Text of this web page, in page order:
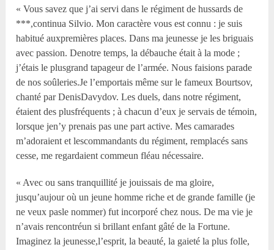
« Vous savez que j’ai servi dans le régiment de hussards de
***,continua Silvio. Mon caractère vous est connu : je suis
habitué auxpremières places. Dans ma jeunesse je les briguais
avec passion. Denotre temps, la débauche était à la mode ;
j’étais le plusgrand tapageur de l’armée. Nous faisions parade
de nos soûleries.Je l’emportais même sur le fameux Bourtsov,
chanté par DenisDavydov. Les duels, dans notre régiment,
étaient des plusfréquents ; à chacun d’eux je servais de témoin,
lorsque jen’y prenais pas une part active. Mes camarades
m’adoraient et lescommandants du régiment, remplacés sans
cesse, me regardaient commeun fléau nécessaire.
« Avec ou sans tranquillité je jouissais de ma gloire,
jusqu’aujour où un jeune homme riche et de grande famille (je
ne veux pasle nommer) fut incorporé chez nous. De ma vie je
n’avais rencontréun si brillant enfant gâté de la Fortune.
Imaginez la jeunesse,l’esprit, la beauté, la gaieté la plus folle,